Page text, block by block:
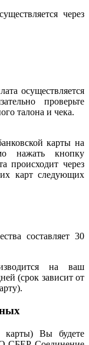
через
осуществляется
проверьте
талона и чека.
карты на
нажать кнопку
происходит через
карт следующих
составляет 30
на ваш
(срок зависит от
карты) Вы будете